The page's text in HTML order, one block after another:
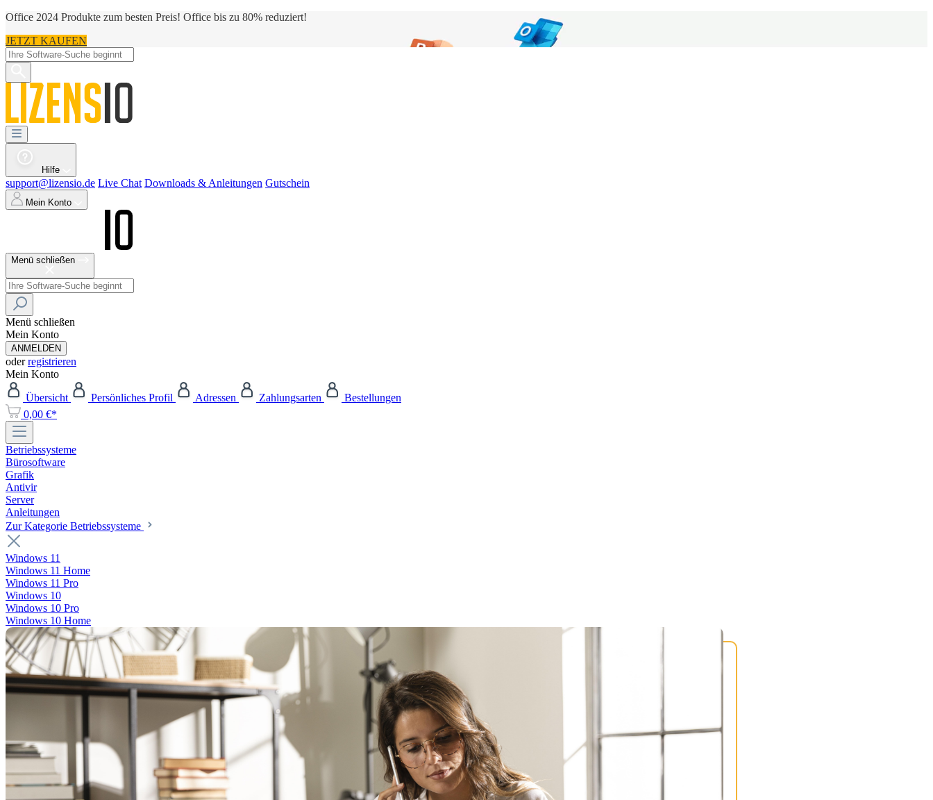
Office 2024 Produkte zum besten Preis! Office bis zu 80% reduziert!
JETZT KAUFEN
Hilfe
support@lizensio.de Live Chat Downloads & Anleitungen Gutschein
Mein Konto
Menü schließen
Menü schließen
Mein Konto
ANMELDEN
oderregistrieren
Mein Konto
Übersicht
Persönliches Profil Adressen Zahlungsarten
Bestellungen
0,00 €*
Betriebssysteme
Bürosoftware
Grafik
Antivir
Server
Anleitungen
Zur Kategorie Betriebssysteme
Windows 11
Windows 11 Home
Windows 11 Pro
Windows 10
Windows 10 Pro
Windows 10 Home